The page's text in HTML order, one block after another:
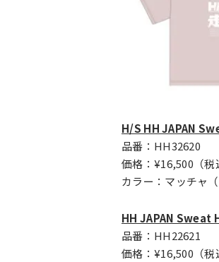
H/S HH JAPAN
品番：HH32620
価格：¥16,500（税
カラー：マッチャ
HH JAPAN Sweat
品番：HH22621
価格：¥16,500（税